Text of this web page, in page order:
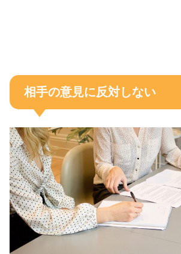
相手の意見に反対しない